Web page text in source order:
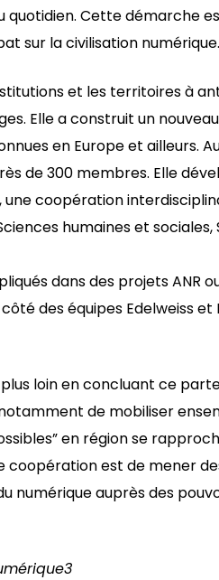
quotidien. Cette démarche
sur la civilisation numérique.
et les territoires à
Elle a construit un
en Europe et ailleurs.
de 300 membres. Elle
une coopération
humaines et sociales,
dans des projets ANR
des équipes Edelweiss et
plus loin en concluant ce
de mobiliser
en région se
coopération est de mener
numérique auprès des
3